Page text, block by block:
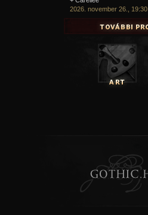
2026. november 26., 19:30